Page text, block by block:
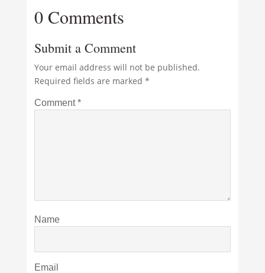
0 Comments
Submit a Comment
Your email address will not be published.
Required fields are marked*
Comment*
Name
Email